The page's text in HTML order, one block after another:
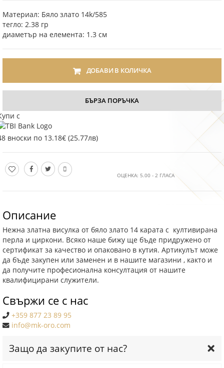
Материал: Бяло злато 14k/585
тегло: 2.38 гр
диаметър на елемента: 1.3 см
ДОБАВИ В КОЛИЧКА
БЪРЗА ПОРЪЧКА
с
вноски по 13.18€ (25.77лв)
ОЦЕНКА: 5.00 - 2 ГЛАСА
Описание
Нежна златна висулка от бяло злато 14 карата с култивирана
перла и циркони. Всяко наше бижу ще бъде придружено от
сертификат за качество и опаковано в кутия. Артикулът може
да бъде закупен или заменен и в нашите магазини , както и
да получите професионална консултация от нашите
квалифицирани служители.
Свържи се с нас
+359 877 23 89 95
info@mk-oro.com
Защо да закупите от нас?